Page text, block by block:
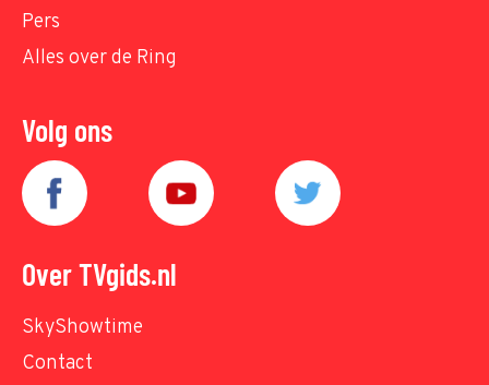
Pers
Alles over de Ring
Volg ons
Over TVgids.nl
SkyShowtime
Contact